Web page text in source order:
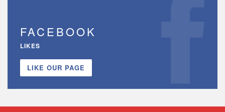
FACEBOOK
LIKES
LIKE OUR PAGE